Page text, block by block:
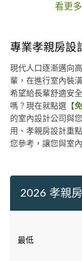
看更
專業孝親房設
現代人口逐漸邁向
輩，在進行室內裝
希望給長輩舒適安
嗎？現在就點選【
的室內設計公司與
用、孝親房設計重
您參考，讓您與室
2026 孝親
最低